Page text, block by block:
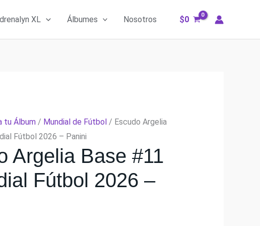
XL Álbumes Nosotros $0
tu Álbum / Mundial de Fútbol / Escudo Argelia
Fútbol 2026 – Panini
Argelia Base #11
Fútbol 2026 –